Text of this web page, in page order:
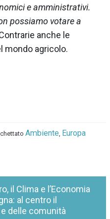
e amministrativi.
possiamo votare a
anche le
mondo agricolo.
Ambiente, Europa
il Clima e l’Economia
al centro il
delle comunità